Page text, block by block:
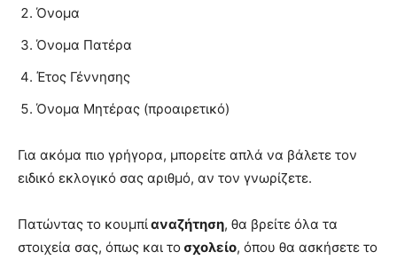
Όνομα
Όνομα Πατέρα
Έτος Γέννησης
Όνομα Μητέρας (προαιρετικό)
Για ακόμα πιο γρήγορα, μπορείτε απλά να βάλετε τον
ειδικό εκλογικό σας αριθμό, αν τον γνωρίζετε.
Πατώντας το κουμπίαναζήτηση, θα βρείτε όλα τα
στοιχεία σας, όπως και το σχολείο, όπου θα ασκήσετε το